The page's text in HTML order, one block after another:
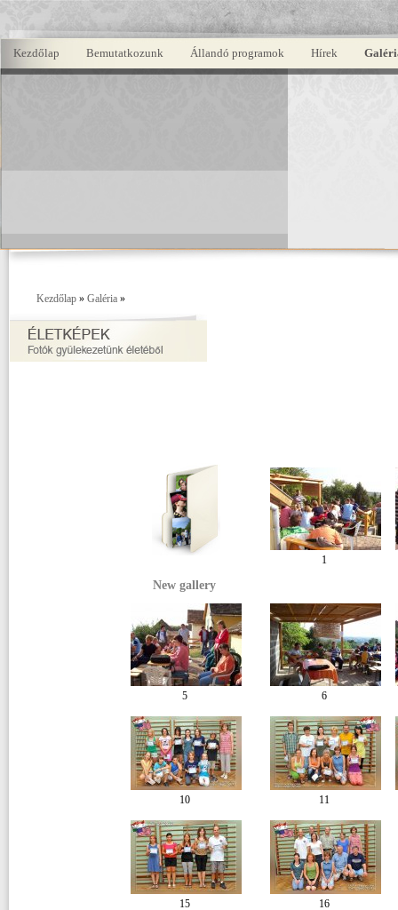
Kezdőlap Bemutatkozunk Állandó programok Hírek
Kezdőlap » Galéria »
New gallery
1
5 6
10 11
15 16